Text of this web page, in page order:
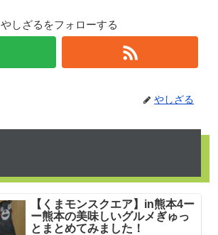
やしざるをフォローする
やしざる
【くまモンスクエア】in熊本4ー
ー熊本の美味しいグルメぎゅっ
とまとめてみました！